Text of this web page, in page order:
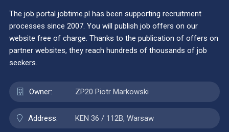
The job portal jobtime.pl has been supporting recruitment
processes since 2007. You will publish job offers on our
website free of charge. Thanks to the publication of offers on
partner websites, they reach hundreds of thousands of job
seekers.
Owner: ZP20 Piotr Markowski
Address: KEN 36 / 112B, Warsaw